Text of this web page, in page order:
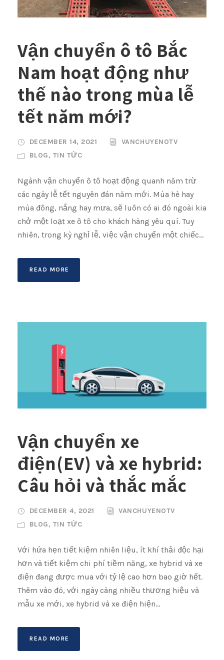
Vận chuyển ô tô Bắc
Nam hoạt động như
thế nào trong mùa lễ
tết năm mới?
DECEMBER 14, 2021
VANCHUYENOTV
BLOG, TIN TỨC
Ngành vận chuyển ô tô hoạt động quanh năm trừ
các ngày lễ tết nguyên đán năm mới. Mùa hè hay
mùa đông, nắng hay mưa, sẽ luôn có ai đó ngoài kia
chở một loạt xe ô tô cho khách hàng yêu quí. Tuy
nhiên, trong kỳ nghỉ lễ, việc vận chuyển một chiếc...
READ MORE
Vận chuyển xe
điện(EV) và xe hybrid:
Câu hỏi và thắc mắc
DECEMBER 4, 2021
VANCHUYENOTV
BLOG, TIN TỨC
Với hứa hẹn tiết kiệm nhiên liệu, ít khí thải độc hại
hơn và tiết kiệm chi phí tiềm năng, xe hybrid và xe
điện đang được mua với tỷ lệ cao hơn bao giờ hết.
Thêm vào đó, với ngày càng nhiều thương hiệu và
mẫu xe mới, xe hybrid và xe điện hiện...
READ MORE